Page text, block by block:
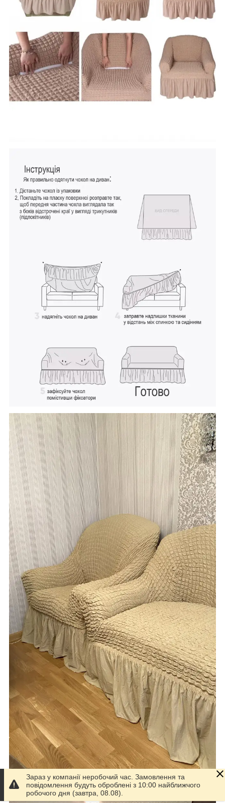
Зараз у компанії неробочий час. Замовлення та
повідомлення будуть оброблені з 10:00 найближчого
робочого дня (завтра, 08.08).